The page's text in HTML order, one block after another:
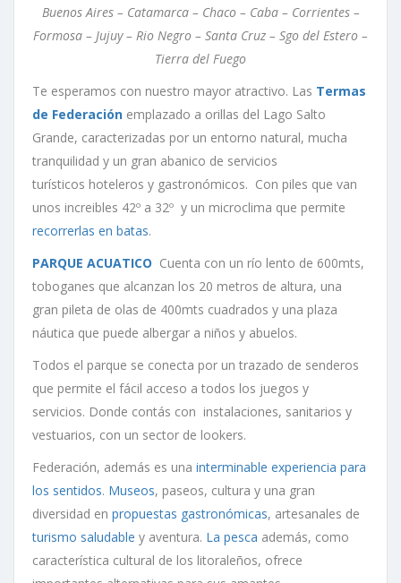
Buenos Aires – Catamarca – Chaco – Caba – Corrientes –
Formosa – Jujuy – Rio Negro – Santa Cruz – Sgo del Estero –
Tierra del Fuego
Te esperamos con nuestro mayor atractivo. Las Termas
de Federación emplazado a orillas del Lago Salto
Grande, caracterizadas por un entorno natural, mucha
tranquilidad y un gran abanico de servicios
turísticos hoteleros y gastronómicos. Con piles que van
unos increibles 42º a 32º y un microclima que permite
recorrerlas en batas.
PARQUE ACUATICO Cuenta con un río lento de 600mts,
toboganes que alcanzan los 20 metros de altura, una
gran pileta de olas de 400mts cuadrados y una plaza
náutica que puede albergar a niños y abuelos.
Todos el parque se conecta por un trazado de senderos
que permite el fácil acceso a todos los juegos y
servicios. Donde contás con instalaciones, sanitarios y
vestuarios, con un sector de lookers.
Federación, además es una interminable experiencia para
los sentidos. Museos, paseos, cultura y una gran
diversidad en propuestas gastronómicas, artesanales de
turismo saludable y aventura. La pesca además, como
característica cultural de los litoraleños, ofrece